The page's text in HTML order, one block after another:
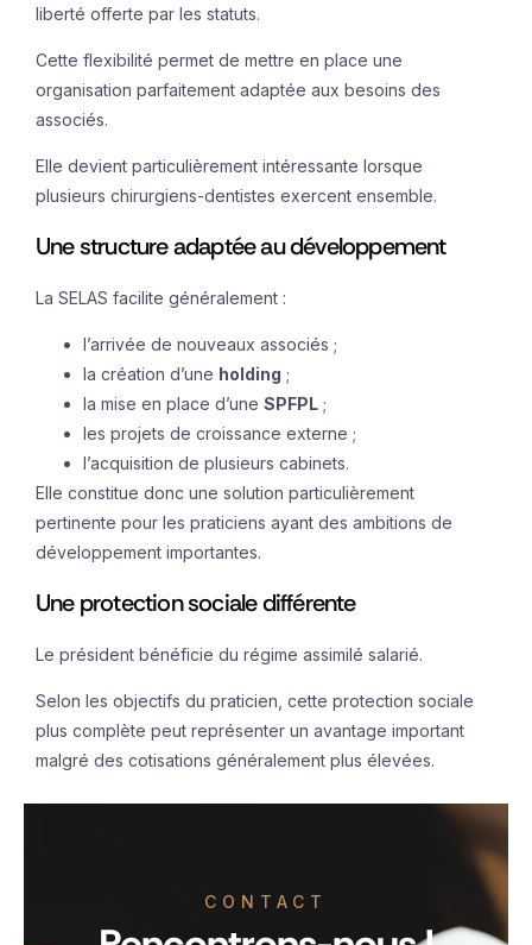
liberté offerte par les statuts.
Cette flexibilité permet de mettre en place une
organisation parfaitement adaptée aux besoins des
associés.
Elle devient particulièrement intéressante lorsque
plusieurs chirurgiens-dentistes exercent ensemble.
Une structure adaptée au développement
La SELAS facilite généralement :
l’arrivée de nouveaux associés ;
la création d’une holding ;
la mise en place d’une SPFPL ;
les projets de croissance externe ;
l’acquisition de plusieurs cabinets.
Elle constitue donc une solution particulièrement
pertinente pour les praticiens ayant des ambitions de
développement importantes.
Une protection sociale différente
Le président bénéficie du régime assimilé salarié.
Selon les objectifs du praticien, cette protection sociale
plus complète peut représenter un avantage important
malgré des cotisations généralement plus élevées.
CONTACT